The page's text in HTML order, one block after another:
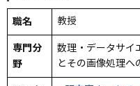
職名 教授
専門分
野
数理・データサイ
とその画像処理へ